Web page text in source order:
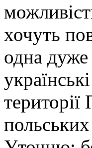
хочуть
одна дуже